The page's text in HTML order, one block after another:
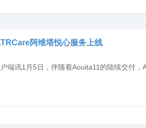
阿维塔悦心服务上线